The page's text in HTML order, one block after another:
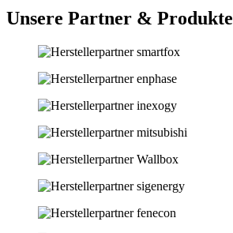
Unsere Partner & Produkte